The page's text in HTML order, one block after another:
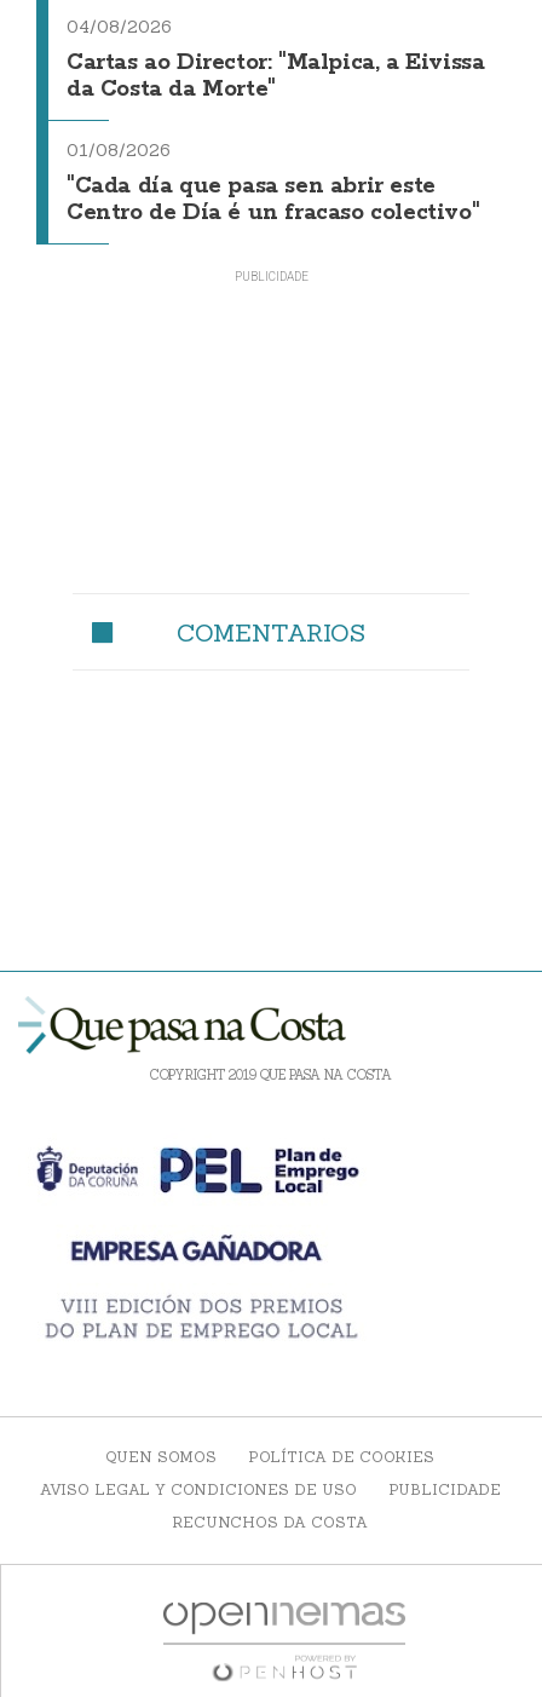
04/08/2026
Cartas ao Director: "Malpica, a Eivissa
da Costa da Morte"
01/08/2026
"Cada día que pasa sen abrir este
Centro de Día é un fracaso colectivo"
COMENTARIOS
COPYRIGHT 2019 QUE PASA NA COSTA
QUEN SOMOS
POLÍTICA DE COOKIES
AVISO LEGAL Y CONDICIONES DE USO
PUBLICIDADE
RECUNCHOS DA COSTA